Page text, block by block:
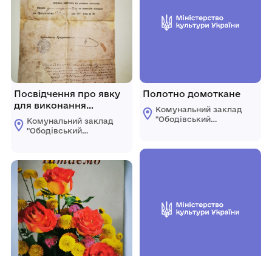
Посвідчення про явку
для виконання
військового обов'язку
Комунальний заклад
"Ободівський
сільської ради
Полотно домоткане
Комунальний заклад
"Ободівський
сільської ради